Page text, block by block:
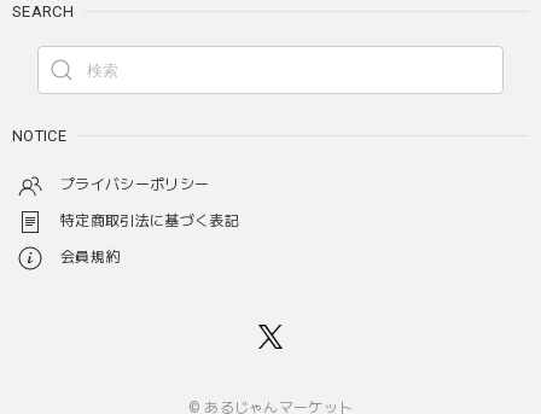
SEARCH
NOTICE
プライバシーポリシー
特定商取引法に基づく表記
会員規約
© あるじゃんマーケット